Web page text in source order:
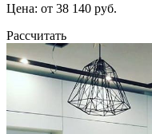
Цена: от 38 140 руб.
Рассчитать